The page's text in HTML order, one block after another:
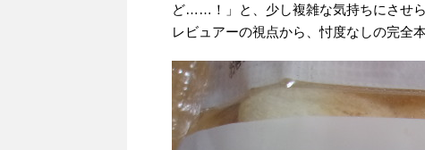
ど……！」と、少し複雑な気持ちにさせ
レビュアーの視点から、忖度なしの完全